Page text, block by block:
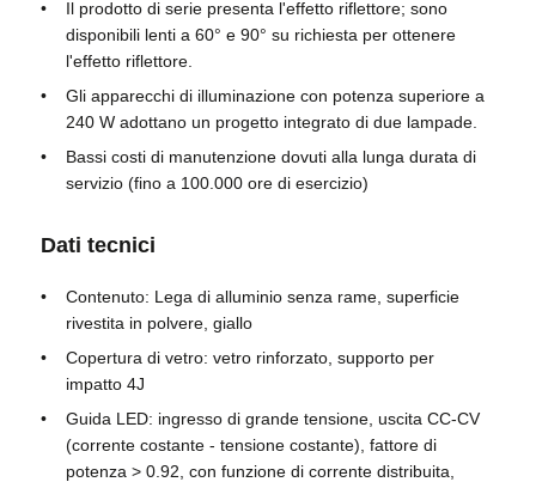
ventilatore antideflagrante
Casella a prova di esplosione
interruttore antideflagrante
spina ed incavo protetti contro le esplosioni
Il prodotto di serie presenta l'effetto riflettore; sono
disponibili lenti a 60° e 90° su richiesta per ottenere
l'effetto riflettore.
Gli apparecchi di illuminazione con potenza superiore a
240 W adottano un progetto integrato di due lampade.
Bassi costi di manutenzione dovuti alla lunga durata di
servizio (fino a 100.000 ore di esercizio)
Dati tecnici
Contenuto: Lega di alluminio senza rame, superficie
rivestita in polvere, giallo
Copertura di vetro: vetro rinforzato, supporto per
impatto 4J
Guida LED: ingresso di grande tensione, uscita CC-CV
(corrente costante - tensione costante), fattore di
potenza > 0.92, con funzione di corrente distribuita,